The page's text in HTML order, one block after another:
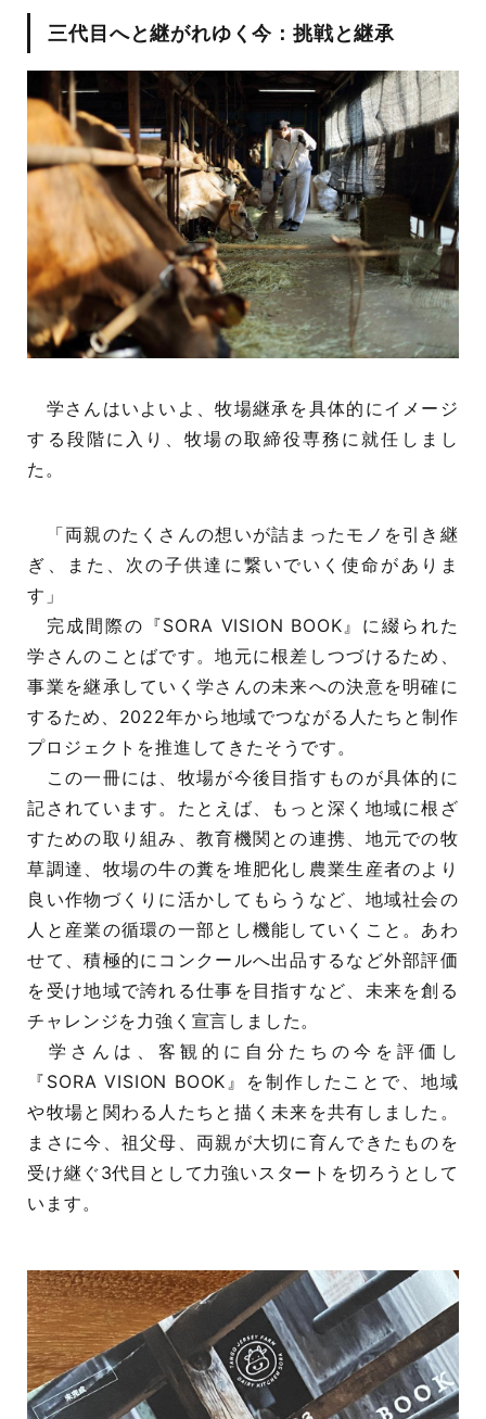
三代目へと継がれゆく今：挑戦と継承
学さんはいよいよ、牧場継承を具体的にイメージ
する段階に入り、牧場の取締役専務に就任しまし
た。
「両親のたくさんの想いが詰まったモノを引き継
ぎ、また、次の子供達に繋いでいく使命がありま
す」
完成間際の『SORA VISION BOOK』に綴られた
学さんのことばです。地元に根差しつづけるため、
事業を継承していく学さんの未来への決意を明確に
するため、2022年から地域でつながる人たちと制作
プロジェクトを推進してきたそうです。
この一冊には、牧場が今後目指すものが具体的に
記されています。たとえば、もっと深く地域に根ざ
すための取り組み、教育機関との連携、地元での牧
草調達、牧場の牛の糞を堆肥化し農業生産者のより
良い作物づくりに活かしてもらうなど、地域社会の
人と産業の循環の一部とし機能していくこと。あわ
せて、積極的にコンクールへ出品するなど外部評価
を受け地域で誇れる仕事を目指すなど、未来を創る
チャレンジを力強く宣言しました。
学さんは、客観的に自分たちの今を評価し
『SORA VISION BOOK』を制作したことで、地域
や牧場と関わる人たちと描く未来を共有しました。
まさに今、祖父母、両親が大切に育んできたものを
受け継ぐ3代目として力強いスタートを切ろうとして
います。